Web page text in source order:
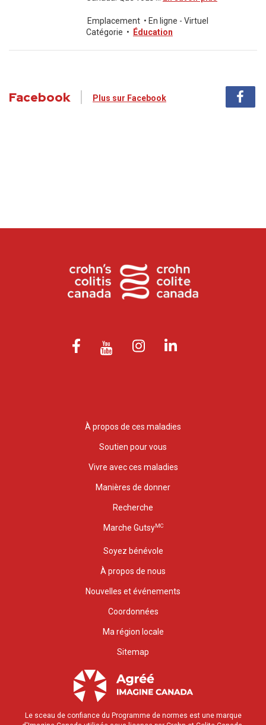
Emplacement • En ligne - Virtuel
Catégorie • Éducation
Facebook Plus sur Facebook
À propos de ces maladies
Soutien pour vous
Vivre avec ces maladies
Manières de donner
Recherche
Marche GutsyMC
Soyez bénévole
À propos de nous
Nouvelles et événements
Coordonnées
Ma région locale
Sitemap
Le sceau de confiance du Programme de normes est une marque